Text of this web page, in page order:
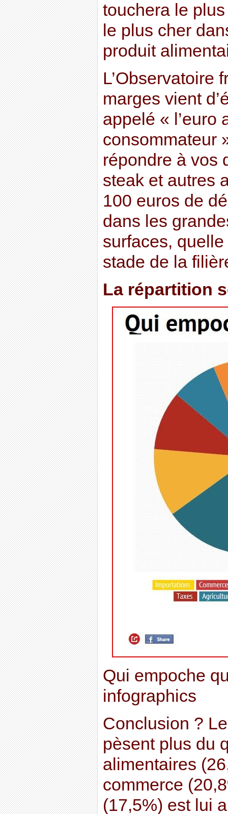
touchera le
le plus cher
produit
L’Observatoire
marges vient
appelé « l’euro
consommateur
répondre à vos
steak et autres
100 euros de
dans les
surfaces,
stade de la
La répartition
Qui empoche
infographics
Conclusion ?
pèsent plus du
alimentaires
commerce
(17,5%) est lui